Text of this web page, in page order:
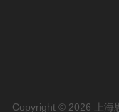
Copyright © 2026 上海